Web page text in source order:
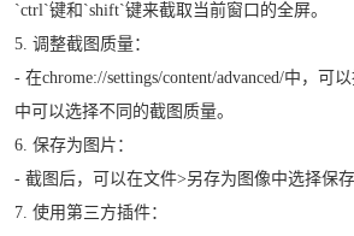
`ctrl`键和`shift`键来截取当前窗口的全屏。
5. 调整截图质量：
- 在chrome://settings/content/advanced/中，可
中可以选择不同的截图质量。
6. 保存为图片：
- 截图后，可以在文件>另存为图像中选择保存
7. 使用第三方插件：